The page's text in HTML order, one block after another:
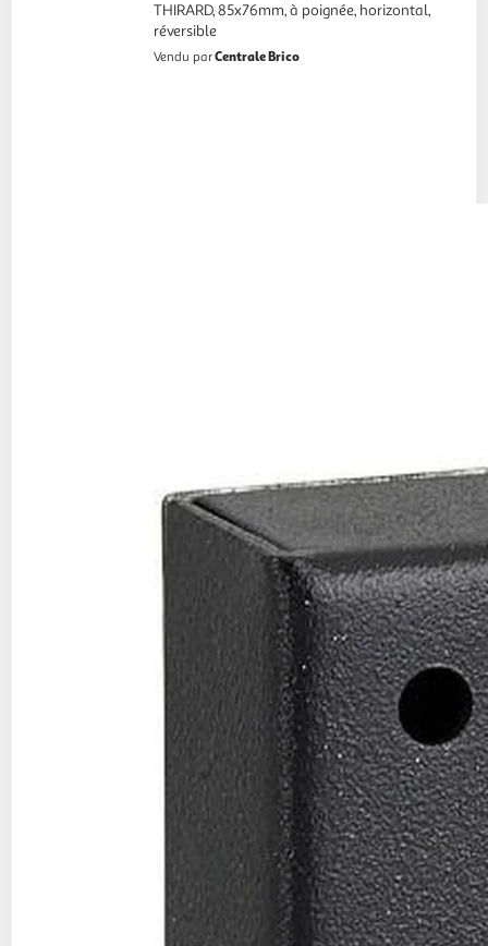
THIRARD, 85x76mm, à poignée, horizontal,
réversible
Vendu parCentrale Brico